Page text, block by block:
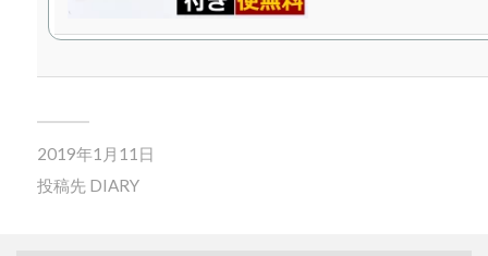
2019年1月11日
投稿先 DIARY